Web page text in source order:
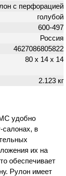
с перфорацией
голубой
600-497
Россия
4627086805822
80 х 14 х 14
2.123 кг
удобно
салонах, в
их на
обеспечивает
Рулон имеет